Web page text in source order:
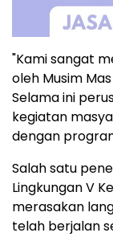
"Kami sangat
oleh Musim
Selama ini
kegiatan
dengan
Salah satu
Lingkungan V
merasakan
telah berjalan